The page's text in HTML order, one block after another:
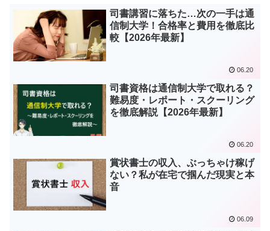
司書講習に落ちた…次の一手は通
信制大学！合格率と費用を徹底比
較【2026年最新】
06.20
司書資格は通信制大学で取れる？
難易度・レポート・スクーリング
を徹底解説【2026年最新】
06.20
賞状書士の収入、ぶっちゃけ稼げ
ない？私が在宅で掴んだ現実と本
音
06.09